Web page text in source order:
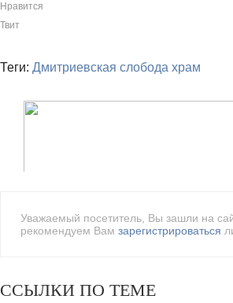
Нравится
Твит
Теги: Дмитриевская слобода храм
Уважаемый посетитель, Вы зашли на
рекомендуем Вам зарегистрироваться
ССЫЛКИ ПО ТЕМЕ